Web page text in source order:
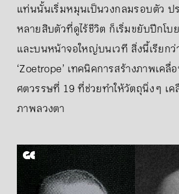
แท่นนั้นเริ่มหมุนเป็นวงกลมรอบตัว ป
หลายสิบตัวที่ดูไร้ชีวิต ก็เริ่มขยับปีกโบ
และบนหน้าจอใหญ่บนเวที สิ่งนี้เรียกว่
‘Zoetrope’ เทคนิคการสร้างภาพเคลื่
ศตวรรษที่ 19 ที่ช่วยทำให้วัตถุนิ่ง ๆ เค
ภาพลวงตา